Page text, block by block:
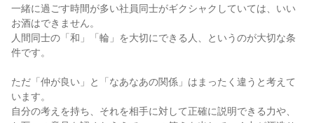
一緒に過ごす時間が多い社員同士がギクシャクしていては、いい
お酒はできません。
人間同士の「和」「輪」を大切にできる人、というのが大切な条
件です。
ただ「仲が良い」と「なあなあの関係」はまったく違うと考えて
います。
自分の考えを持ち、それを相手に対して正確に説明できる力や、